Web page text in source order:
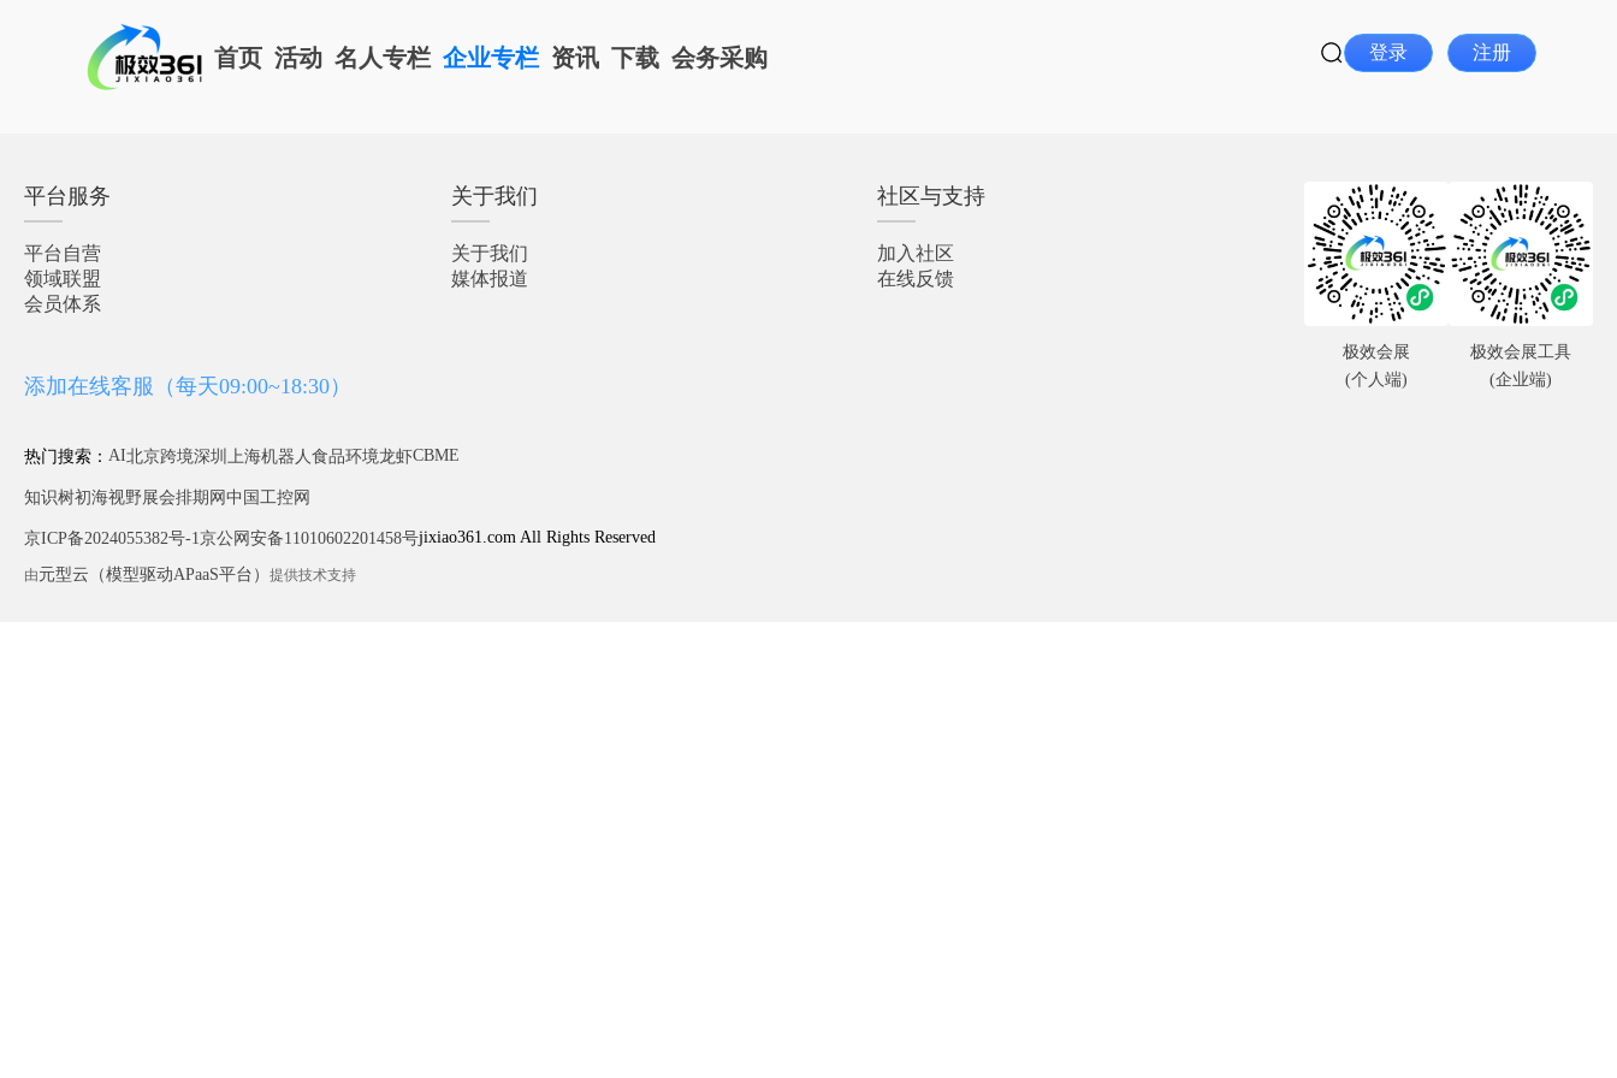
首页 活动 名人专栏 企业专栏 资讯 下载 会务采购 登录 注册
平台服务
平台自营
领域联盟
会员体系
关于我们
关于我们
媒体报道
社区与支持
加入社区
在线反馈
添加在线客服（每天09:00~18:30）
热门搜索： AI北京跨境深圳 上海机器人食品环境龙虾CBME
知识树初海视野展会排期网 中国工控网
京ICP备2024055382号-1京公网安备11010602201458号jixiao361.com All Rights Reserved
由元型云（模型驱动APaaS平台） 提供技术支持
极效会展
(个人端)
极效会展工具
(企业端)